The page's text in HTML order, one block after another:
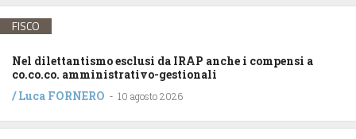
FISCO
Nel dilettantismo esclusi da IRAP anche i compensi a
co.co.co. amministrativo-gestionali
/Luca FORNERO - 10 agosto 2026